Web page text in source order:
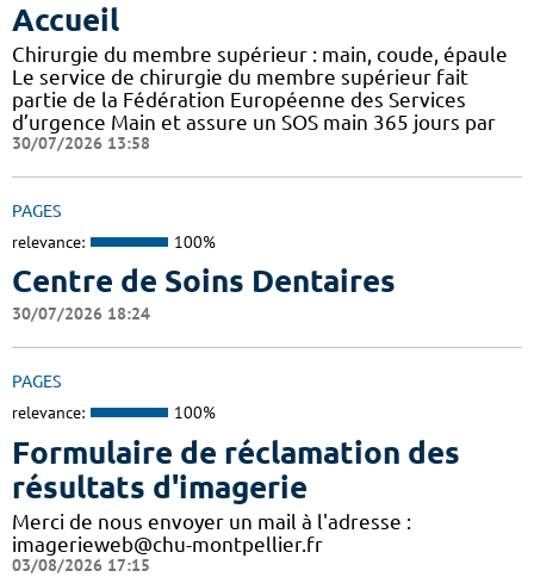
Accueil
Chirurgie du membre supérieur : main, coude, épaule
Le service de chirurgie du membre supérieur fait
partie de la Fédération Européenne des Services
d’urgence Main et assure un SOS main 365 jours par
30/07/2026 13:58
PAGES
relevance: 100%
Centre de Soins Dentaires
30/07/2026 18:24
PAGES
relevance: 100%
Formulaire de réclamation des
résultats d'imagerie
Merci de nous envoyer un mail à l'adresse :
imagerieweb@chu-montpellier.fr
03/08/2026 17:15